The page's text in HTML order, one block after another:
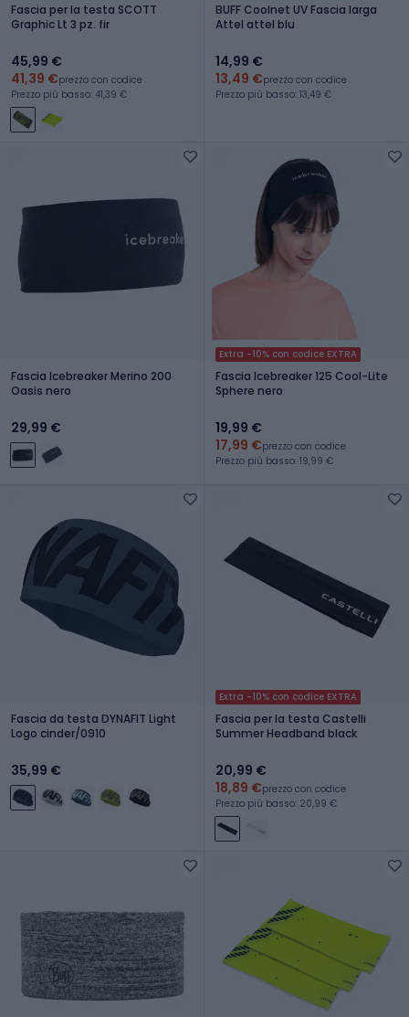
Fascia per la testa SCOTT
Graphic Lt 3 pz. fir
45,99 €
41,39 €prezzo con codice
Prezzo più basso: 41,39 €
BUFF Coolnet UV Fascia larga
Attel attel blu
14,99 €
13,49 €prezzo con codice
Prezzo più basso: 13,49 €
Fascia Icebreaker Merino 200
Oasis nero
29,99 €
Extra -10% con codice EXTRA
Fascia Icebreaker 125 Cool-Lite
Sphere nero
19,99 €
17,99 €prezzo con codice
Prezzo più basso: 19,99 €
Fascia da testa DYNAFIT Light
Logo cinder/0910
35,99 €
Extra -10% con codice EXTRA
Fascia per la testa Castelli
Summer Headband black
20,99 €
18,89 €prezzo con codice
Prezzo più basso: 20,99 €